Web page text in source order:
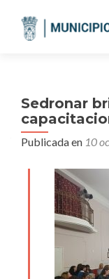
Sedronar
Publicada en 10